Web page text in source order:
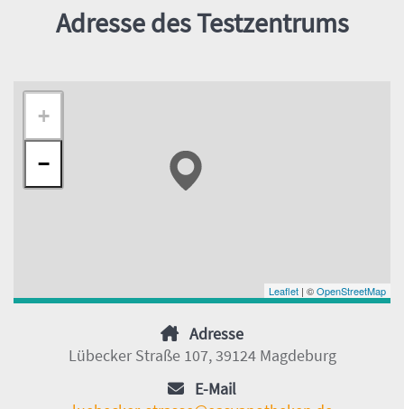
Adresse des Testzentrums
+
−
Leaflet | ©OpenStreetMap
Adresse
Lübecker Straße 107, 39124 Magdeburg
E-Mail